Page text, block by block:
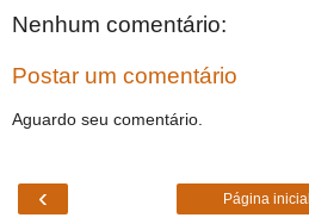
Nenhum comentário:
Postar um comentário
Aguardo seu comentário.
‹ Página inicial